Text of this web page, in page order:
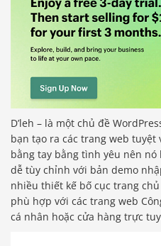
D’leh – là một chủ đề
bạn tạo ra các trang web tuyệt
bằng tay bằng tình yêu nên
dễ tùy chỉnh với bản demo
nhiều thiết kế bố cục trang chủ
phù hợp với các trang web
cá nhân hoặc cửa hàng trực